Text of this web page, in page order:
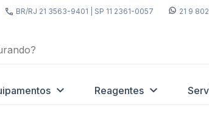
BR/RJ 21 3563-9401 | SP 11 2361-0057 21 9
Reagentes